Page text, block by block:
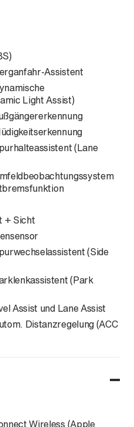
Assistent
Light Assist)
(Lane
+ Sicht
(Side
(Park
Assist und Lane Assist
Distanzregelung (ACC
Wireless (Apple